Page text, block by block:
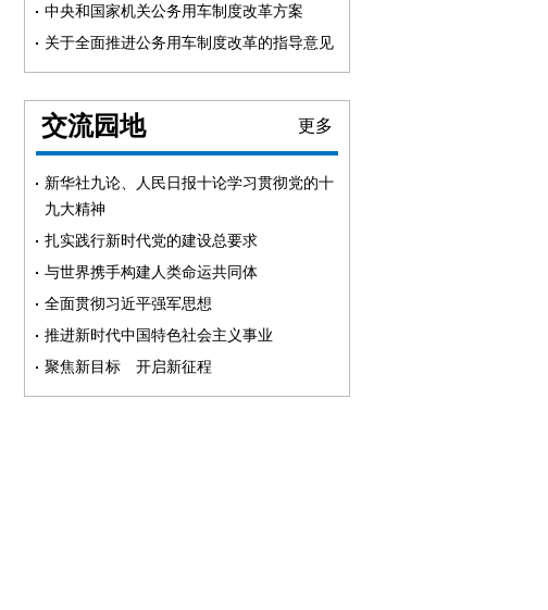
中央和国家机关公务用车制度改革方案
关于全面推进公务用车制度改革的指导意见
更多
交流园地
新华社九论、人民日报十论学习贯彻党的十
九大精神
扎实践行新时代党的建设总要求
与世界携手构建人类命运共同体
全面贯彻习近平强军思想
推进新时代中国特色社会主义事业
聚焦新目标 开启新征程